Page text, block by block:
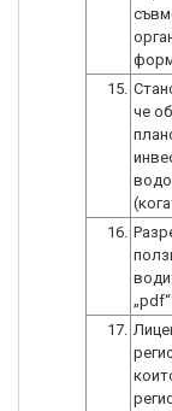
15.
че
16.
17.